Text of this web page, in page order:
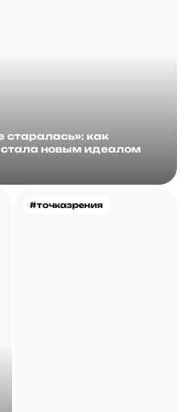
старалась»: как
новым идеалом
#точказрения